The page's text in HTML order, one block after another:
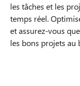
les tâches et les
temps réel.
et assurez-vous
les bons projets au